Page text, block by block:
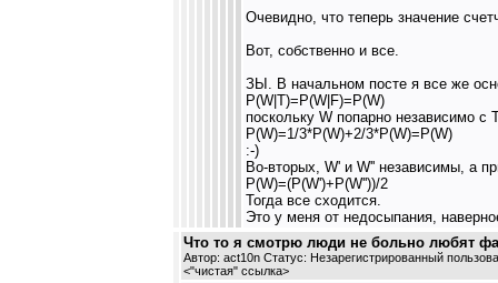
Очевидно, что теперь значение
Вот, собственно и все.
ЗЫ. В начальном посте я все же
P(W|T)=P(W|F)=P(W)
поскольку W попарно независимо
P(W)=1/3*P(W)+2/3*P(W)=P(W)
:-)
Во-вторых, W' и W'' независимы, а
P(W)=(P(W')+P(W''))/2
Тогда все сходится.
Это у меня от недосыпания,
Что то я смотрю люди не больно любят
Автор: act10n Статус: Незарегистрированный
<"чистая" ссылка>